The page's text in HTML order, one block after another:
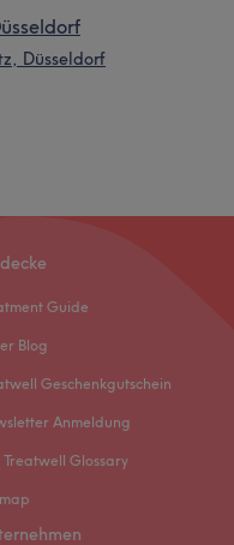
Düsseldorf
Guide
Blog
Geschenkgutschein
Anmeldung
Treatwell Glossary